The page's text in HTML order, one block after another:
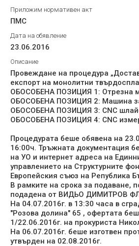
Приложим нормативен акт
ПМС
Дата на обявление
23.06.2016
Описание
Провеждане на процедура
експорт на монолитни
ОБОСОБЕНА ПОЗИЦИЯ 1: Отрезна
ОБОСОБЕНА ПОЗИЦИЯ 2: Машина
ОБОСОБЕНА ПОЗИЦИЯ 3: CNC
ОБОСОБЕНА ПОЗИЦИЯ 4: CNC
Процедурата беше обявена на
16:00ч. Тръжната документация
на УО и интернет адреса на
управлението на Структурните
Европейския съюз на Република
В рамките на срока за подаване,
подадена от ВИДЬО ДИМИТРОВ
На 04.07.2016г. в 13:30 часа в
"Розова долина" 65 , офертата
1/22.06.2016г. на прокуриста
На 06.07.2016г. беше изготвен
утвърден на 02.08.2016г.